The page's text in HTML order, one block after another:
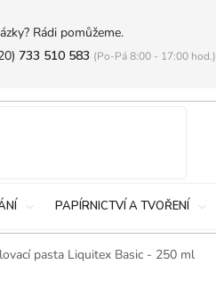
Rádi pomůžeme.
733 510 583 (Po-Pá 8:00 - 17:00 hod.)
PAPÍRNICTVÍ A TVOŘENÍ
pasta Liquitex Basic - 250 ml